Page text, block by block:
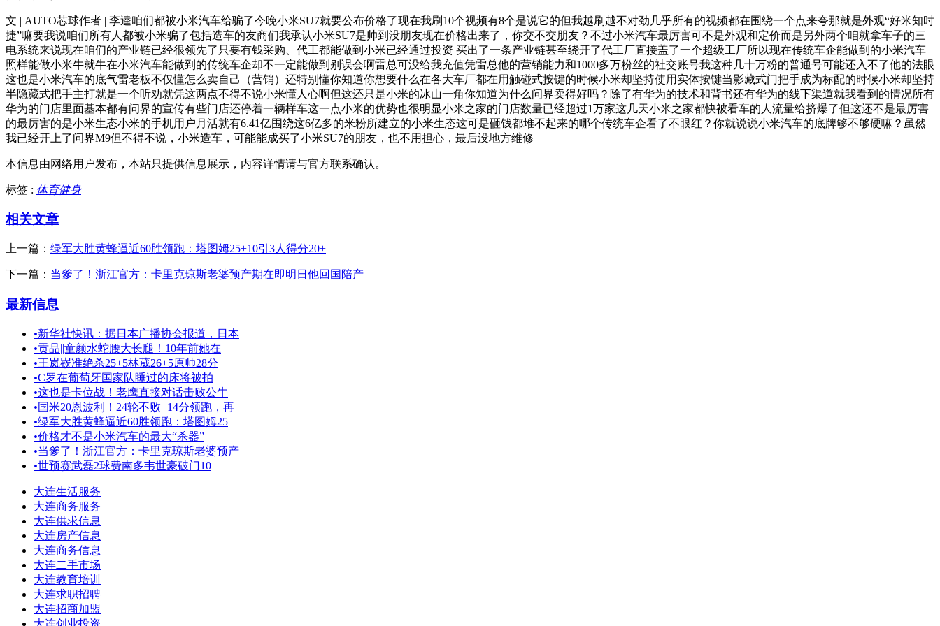
文 | AUTO芯球作者 | 李逵咱们都被小米汽车给骗了今晚小米SU7就要公布价格了现在我刷10个视频有8个是说它的但我越刷越不对劲几乎所有的视频都在围绕一个点来夸那就是外观“好米知时
捷”嘛要我说咱们所有人都被小米骗了包括造车的友商们我承认小米SU7是帅到没朋友现在价格出来了，你交不交朋友？不过小米汽车最厉害可不是外观和定价而是另外两个咱就拿车子的三
电系统来说现在咱们的产业链已经很领先了只要有钱采购、代工都能做到小米已经通过投资 买出了一条产业链甚至绕开了代工厂直接盖了一个超级工厂所以现在传统车企能做到的小米汽车
照样能做小米牛就牛在小米汽车能做到的传统车企却不一定能做到别误会啊雷总可没给我充值凭雷总他的营销能力和1000多万粉丝的社交账号我这种几十万粉的普通号可能还入不了他的法眼
这也是小米汽车的底气雷老板不仅懂怎么卖自己（营销）还特别懂你知道你想要什么在各大车厂都在用触碰式按键的时候小米却坚持使用实体按键当影藏式门把手成为标配的时候小米却坚持
半隐藏式把手主打就是一个听劝就凭这两点不得不说小米懂人心啊但这还只是小米的冰山一角你知道为什么问界卖得好吗？除了有华为的技术和背书还有华为的线下渠道就我看到的情况所有
华为的门店里面基本都有问界的宣传有些门店还停着一辆样车这一点小米的优势也很明显小米之家的门店数量已经超过1万家这几天小米之家都快被看车的人流量给挤爆了但这还不是最厉害
的最厉害的是小米生态小米的手机用户月活就有6.41亿围绕这6亿多的米粉所建立的小米生态这可是砸钱都堆不起来的哪个传统车企看了不眼红？你就说说小米汽车的底牌够不够硬嘛？虽然
我已经开上了问界M9但不得不说，小米造车，可能能成买了小米SU7的朋友，也不用担心，最后没地方维修
本信息由网络用户发布， 本站只提供信息展示，内容详情请与官方联系确认。
标签 : 体育健身
相关文章
上一篇： 绿军大胜黄蜂逼近60胜领跑：塔图姆25+10引3人得分20+
下一篇： 当爹了！浙江官方：卡里克琼斯老婆预产期在即明日他回国陪产
最新信息
•新华社快讯：据日本广播协会报道，日本
•贡品||童颜水蛇腰大长腿！10年前她在
•王岚嵚准绝杀25+5林葳26+5原帅28分
•️C罗在葡萄牙国家队睡过的床将被拍
•这也是卡位战！老鹰直接对话击败公牛
•国米20恩波利！24轮不败+14分领跑，再
•绿军大胜黄蜂逼近60胜领跑：塔图姆25
•价格才不是小米汽车的最大“杀器”
•当爹了！浙江官方：卡里克琼斯老婆预产
•世预赛武磊2球费南多韦世豪破门10
大连生活服务
大连商务服务
大连供求信息
大连房产信息
大连商务信息
大连二手市场
大连教育培训
大连求职招聘
大连招商加盟
大连创业投资